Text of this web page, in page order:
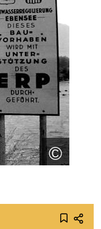
©